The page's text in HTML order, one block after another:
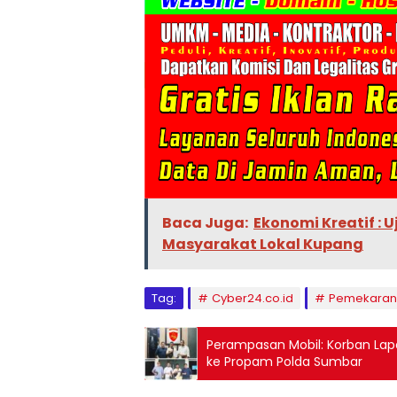
Baca Juga: Ekonomi Kreatif :
Masyarakat Lokal Kupang
Tag: Cyber24.co.id
Perampasan Mobil: Korban
ke Propam Polda Sumbar